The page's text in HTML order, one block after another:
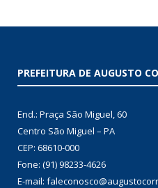
PREFEITURA DE AUGUSTO
End.: Praça São Miguel, 60
Centro São Miguel – PA
CEP: 68610-000
Fone: (91) 98233-4626
E-mail: